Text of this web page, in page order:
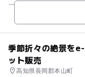
ークと名付けられた
コート（要予約）まで
季節折々の絶景を
ット販売
高知県長岡郡本山町